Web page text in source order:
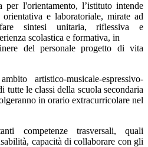
l'orientamento, l’istituto intende
e laboratoriale, mirate ad
sintesi unitaria, riflessiva e
scolastica e formativa, in
del personale progetto di vita
artistico-musicale-espressivo-
le classi della scuola secondaria
in orario extracurricolare nel
competenze trasversali, quali
capacità di collaborare con gli